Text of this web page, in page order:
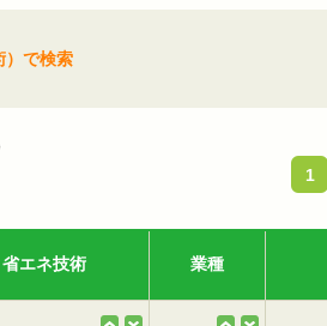
）で検索
1
省エネ技術 業種